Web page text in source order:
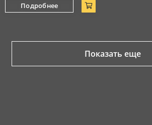
Подробнее
Показать еще